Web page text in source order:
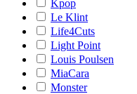
Kpop
Le Klint
Life4Cuts
Light Point
Louis Poulsen
MiaCara
Monster